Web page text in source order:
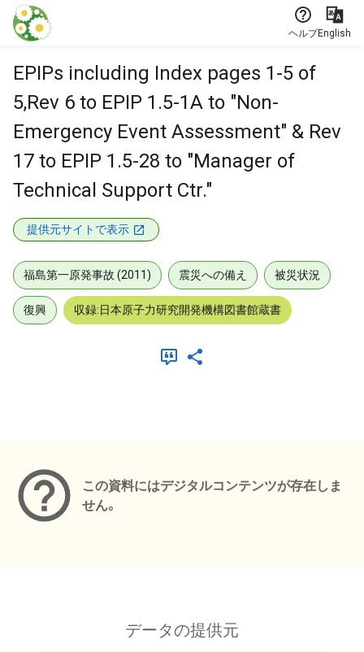
本文に飛ぶ
ヘルプEnglish
EPIPs including Index pages 1-5 of
5,Rev 6 to EPIP 1.5-1A to "Non-
Emergency Event Assessment" & Rev
17 to EPIP 1.5-28 to "Manager of
Technical Support Ctr."
提供元サイトで表示
福島第一原発事故 (2011) 震災への備え 被災状況
復興 収録:日本原子力研究開発機構図書館蔵書
この資料にはデジタルコンテンツが存在しま
せん。
データの提供元